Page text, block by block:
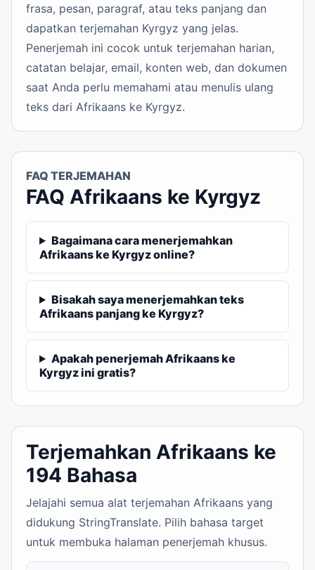
frasa, pesan, paragraf, atau teks panjang dan
dapatkan terjemahan Kyrgyz yang jelas.
Penerjemah ini cocok untuk terjemahan harian,
catatan belajar, email, konten web, dan dokumen
saat Anda perlu memahami atau menulis ulang
teks dari Afrikaans ke Kyrgyz.
FAQ TERJEMAHAN
FAQ Afrikaans ke Kyrgyz
Bagaimana cara menerjemahkan
Afrikaans ke Kyrgyz online?
Bisakah saya menerjemahkan teks
Afrikaans panjang ke Kyrgyz?
Apakah penerjemah Afrikaans ke
Kyrgyz ini gratis?
Terjemahkan Afrikaans ke
194 Bahasa
Jelajahi semua alat terjemahan Afrikaans yang
didukung StringTranslate. Pilih bahasa target
untuk membuka halaman penerjemah khusus.